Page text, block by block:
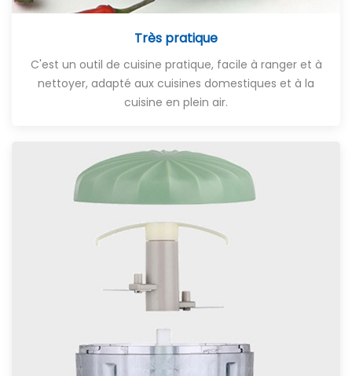
Très pratique
C'est un outil de cuisine pratique, facile à ranger et à
nettoyer, adapté aux cuisines domestiques et à la
cuisine en plein air.